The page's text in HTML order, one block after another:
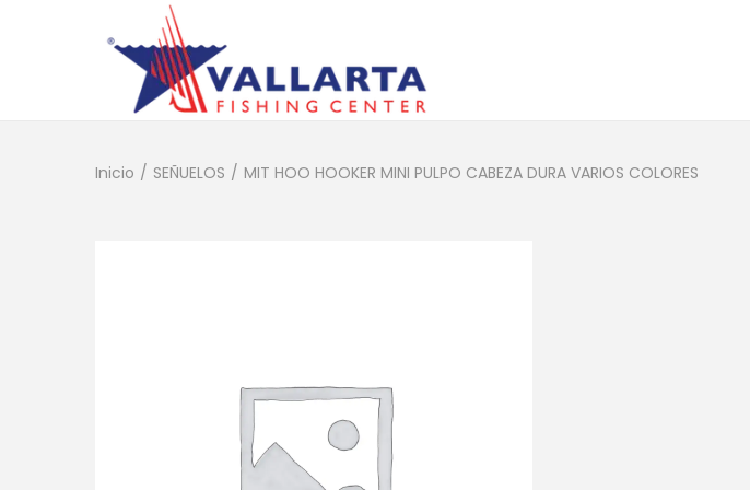
Inicio / SEÑUELOS / MIT HOO HOOKER MINI PULPO CABEZA DURA VARIOS COLORES